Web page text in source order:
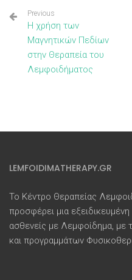
Previous
Η χρήση των
Μαγνητικών Πεδίων
στην Θεραπεία του
Λεμφοιδήματος
LEMFOIDIMATHERAPY.GR
Το Κέντρο Θεραπείας
προσφέρει μια
ασθενείς με Λεμφοίδημα, με
και προγραμμάτων